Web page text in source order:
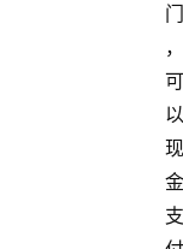
门
，
可
以
现
金
支